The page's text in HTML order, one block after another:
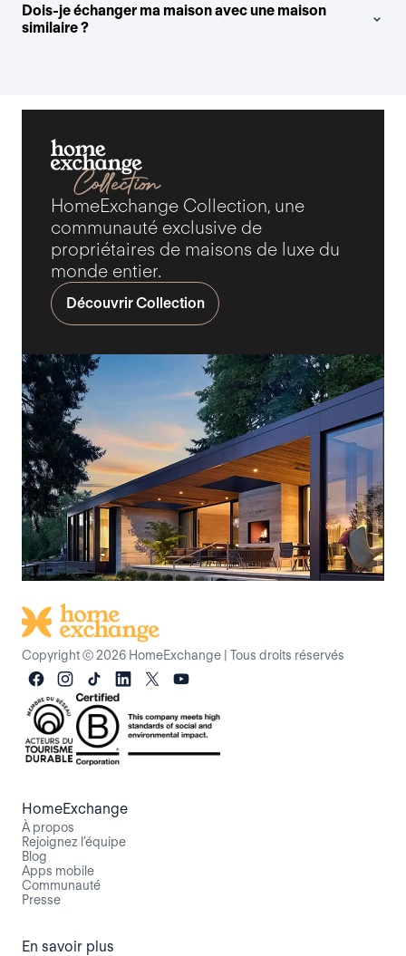
Dois-je échanger ma maison avec une maison
similaire ?
HomeExchange Collection, une
communauté exclusive de
propriétaires de maisons de luxe du
monde entier.
Découvrir Collection
Copyright © 2026 HomeExchange Tous droits réservés
HomeExchange
À propos
Rejoignez l’équipe
Blog
Apps mobile
Communauté
Presse
En savoir plus